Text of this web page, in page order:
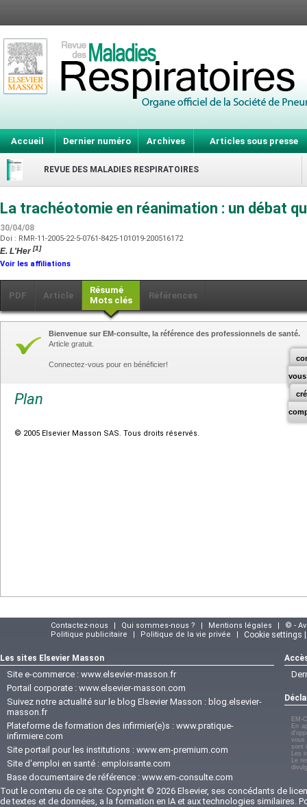
Accueil Dernier numéro Archives Articles sous presse
REVUE DES MALADIES RESPIRATOIRES
La trachéotomie en réanimation : un débat
30/04/08
Doi : RMR-11-2005-22-5-0761-8425-101019-200516172
E. L'Her[1]
Voir les affiliations
PDF Article
Résumé
Mots clés
Références
vous
Bienvenue sur EM-consulte, la référence des professionnels de santé.
Article gratuit.
Connectez-vous pour en bénéficier!
Plan
© 2005 Elsevier Masson SAS. Tous droits réservés.
Contactez-nous | Qui sommes-nous ? | Mentions légales |
© -
Politique publicitaire
| Politique de la vie privée | Cookie settings
Les sites Elsevier Masson
Site e-commerce : www.elsevier-masson.fr
Portail corporate : www.elsevier-masson.com
Suivez notre actualité sur le blog Elsevier Masson : blog.elsevier-
masson.fr
Plateforme de formation des infirmier(e)s : www.pratique-
infirmiere.com
Site portail pour les institutions : www.em-premium.com
Site d'emploi en santé : emploisante.com
Base documentaire de référence : www.em-consulte.com
EM-
En
vous
sont
Les
Le
Tout le contenu de ce site: Copyright © 2026 Elsevier, ses concédants de
de textes et de données, a la formation en IA et aux technologies similaires.